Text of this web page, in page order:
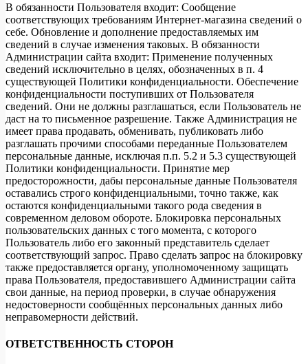
В обязанности Пользователя входит: Сообщение
соответствующих требованиям Интернет-магазина сведений о
себе. Обновление и дополнение предоставляемых им
сведений в случае изменения таковых. В обязанности
Администрации сайта входит: Применение полученных
сведений исключительно в целях, обозначенных в п. 4
существующей Политики конфиденциальности. Обеспечение
конфиденциальности поступивших от Пользователя
сведений. Они не должны разглашаться, если Пользователь не
даст на то письменное разрешение. Также Администрация не
имеет права продавать, обменивать, публиковать либо
разглашать прочими способами переданные Пользователем
персональные данные, исключая п.п. 5.2 и 5.3 существующей
Политики конфиденциальности. Принятие мер
предосторожности, дабы персональные данные Пользователя
оставались строго конфиденциальными, точно также, как
остаются конфиденциальными такого рода сведения в
современном деловом обороте. Блокировка персональных
пользовательских данных с того момента, с которого
Пользователь либо его законный представитель сделает
соответствующий запрос. Право сделать запрос на блокировку
также предоставляется органу, уполномоченному защищать
права Пользователя, предоставившего Администрации сайта
свои данные, на период проверки, в случае обнаружения
недостоверности сообщённых персональных данных либо
неправомерности действий.
ОТВЕТСТВЕННОСТЬ СТОРОН